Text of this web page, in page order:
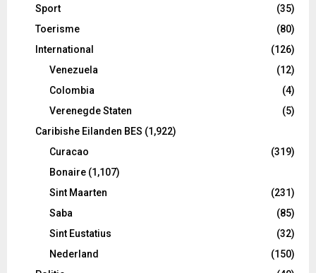
Sport
(35)
Toerisme
(80)
International
(126)
Venezuela
(12)
Colombia
(4)
Verenegde Staten
(5)
Caribishe Eilanden BES (1,922)
Curacao
(319)
Bonaire (1,107)
Sint Maarten
(231)
Saba
(85)
Sint Eustatius
(32)
Nederland
(150)